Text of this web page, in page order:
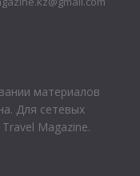
материалов
Для сетевых
Magazine.